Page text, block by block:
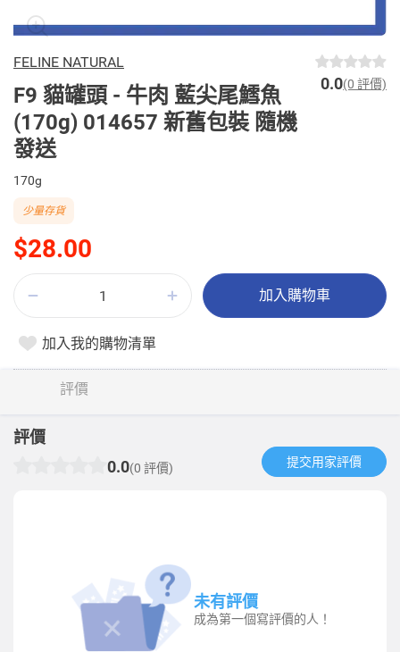
FELINE NATURAL
F9 貓罐頭 - 牛肉 藍尖尾鱈魚
(170g) 014657 新舊包裝 隨機
發送
0.0(0 評價)
170g
$28.00
少量存貨
加入購物車
加入我的購物清單
評價
評價
0.0(0 評價) 提交用家評價​
未有評價
成為第一個寫評價的人！